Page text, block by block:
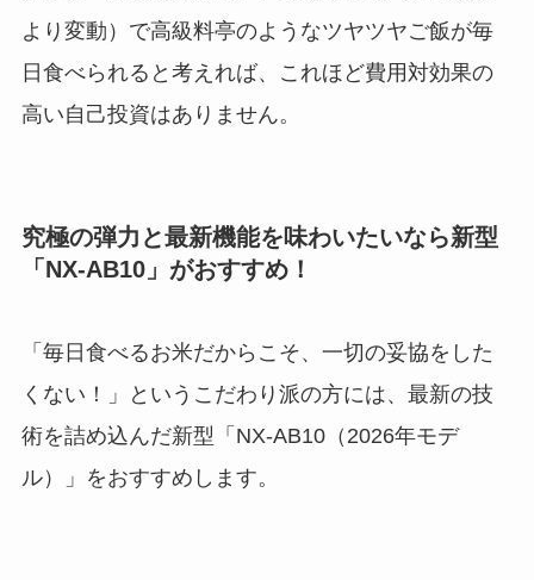
より変動）で高級料亭のようなツヤツヤご飯が毎
日食べられると考えれば、これほど費用対効果の
高い自己投資はありません。
究極の弾力と最新機能を味わいたいなら新型
「NX-AB10」がおすすめ！
「毎日食べるお米だからこそ、一切の妥協をした
くない！」というこだわり派の方には、最新の技
術を詰め込んだ新型「NX-AB10（2026年モデ
ル）」をおすすめします。